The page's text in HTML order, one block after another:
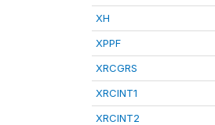
XH
XPPF
XRCGRS
XRCINT1
XRCINT2